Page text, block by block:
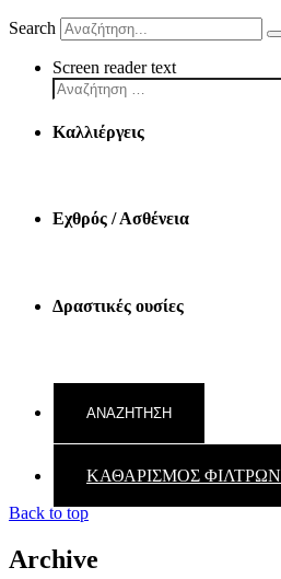
Search
Screen reader text
Καλλιέργεις
Εχθρός / Ασθένεια
Δραστικές ουσίες
ΚΑΘΑΡΙΣΜΟΣ ΦΙΛΤΡΩΝ
Back to top
Archive